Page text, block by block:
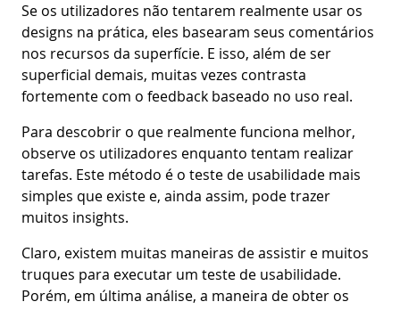
Se os utilizadores não tentarem realmente usar os
designs na prática, eles basearam seus comentários
nos recursos da superfície. E isso, além de ser
superficial demais, muitas vezes contrasta
fortemente com o feedback baseado no uso real.
Para descobrir o que realmente funciona melhor,
observe os utilizadores enquanto tentam realizar
tarefas. Este método é o teste de usabilidade mais
simples que existe e, ainda assim, pode trazer
muitos insights.
Claro, existem muitas maneiras de assistir e muitos
truques para executar um teste de usabilidade.
Porém, em última análise, a maneira de obter os